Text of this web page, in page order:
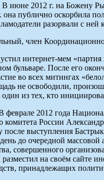
июне 2012 г. на Божену
она публично оскорбила
разорвали с ней
член
интернет-мем
бульваре. После его
во всех митингах
не освободили,
из тех, кто
феврале 2012 года
комитета России
после выступления
день до очередной
совершенного
на своём сайте
принадлежащих